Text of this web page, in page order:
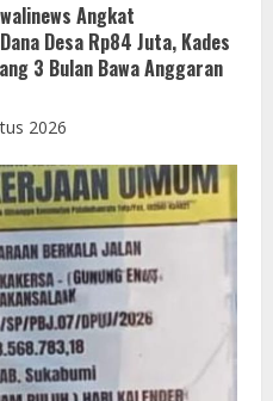
Angkat
Desa Rp84 Juta, Kades
3 Bulan Bawa Anggaran
2026